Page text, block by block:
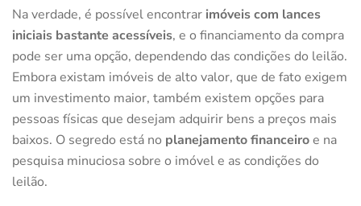
Na verdade, é possível encontrar imóveis com lances
iniciais bastante acessíveis, e o financiamento da compra
pode ser uma opção, dependendo das condições do leilão.
Embora existam imóveis de alto valor, que de fato exigem
um investimento maior, também existem opções para
pessoas físicas que desejam adquirir bens a preços mais
baixos. O segredo está no planejamento financeiroe na
pesquisa minuciosa sobre o imóvel e as condições do
leilão.